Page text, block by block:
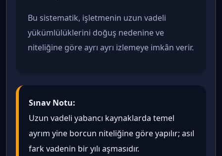
Bu sistematik, işletmenin uzun vadeli
yükümlülüklerini doğuş nedenine ve
niteliğine göre ayrı ayrı izlemeye imkân verir.
Sınav Notu:
Uzun vadeli yabancı kaynaklarda temel
ayrım yine borcun niteliğine göre yapılır; asıl
fark vadenin bir yılı aşmasıdır.